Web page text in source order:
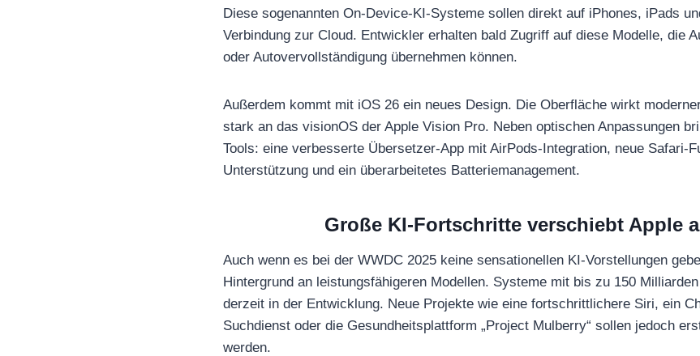
Diese sogenannten On-Device-KI-Systeme sollen direkt auf iPhones, iPads
Verbindung zur Cloud. Entwickler erhalten bald Zugriff auf diese Modelle, die
oder Autovervollständigung übernehmen können.
Außerdem kommt mit iOS 26 ein neues Design. Die Oberfläche wirkt
stark an das visionOS der Apple Vision Pro. Neben optischen Anpassungen
Tools: eine verbesserte Übersetzer-App mit AirPods-Integration, neue Safari-
Unterstützung und ein überarbeitetes Batteriemanagement.
Große KI-Fortschritte verschiebt Apple
Auch wenn es bei der WWDC 2025 keine sensationellen KI-Vorstellungen
Hintergrund an leistungsfähigeren Modellen. Systeme mit bis zu 150
derzeit in der Entwicklung. Neue Projekte wie eine fortschrittlichere Siri, ein
Suchdienst oder die Gesundheitsplattform „Project Mulberry“ sollen jedoch
werden.